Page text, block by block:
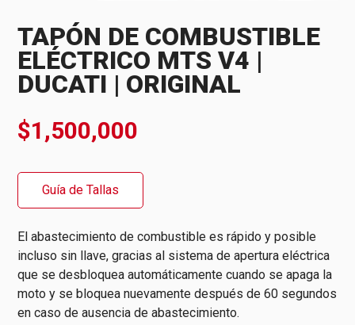
TAPÓN DE COMBUSTIBLE
ELÉCTRICO MTS V4 |
DUCATI | ORIGINAL
$1,500,000
Guía de Tallas
El abastecimiento de combustible es rápido y posible
incluso sin llave, gracias al sistema de apertura eléctrica
que se desbloquea automáticamente cuando se apaga la
moto y se bloquea nuevamente después de 60 segundos
en caso de ausencia de abastecimiento.